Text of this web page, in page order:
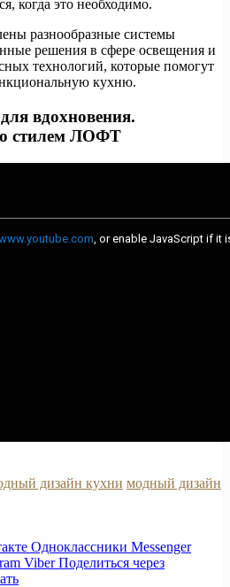
когда это необходимо.
разнообразные системы
решения в сфере освещения и
технологий, которые помогут
кухню.
вдохновения.
стилем ЛОФТ
дизайн кухни модный дизайн
Одноклассники Messenger
Viber Поделиться через